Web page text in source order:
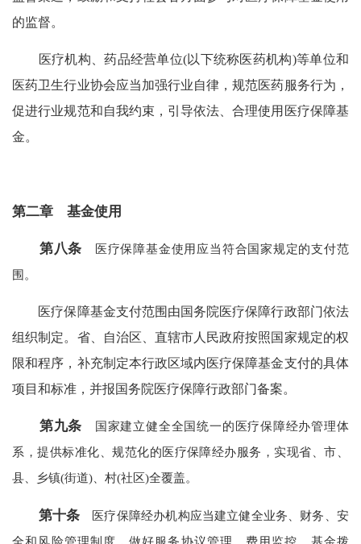
的监督。
医疗机构、药品经营单位(以下统称医药机构)等单位和
医药卫生行业协会应当加强行业自律，规范医药服务行为，
促进行业规范和自我约束，引导依法、合理使用医疗保障基
金。
第二章 基金使用
第八条 医疗保障基金使用应当符合国家规定的支付范
围。
医疗保障基金支付范围由国务院医疗保障行政部门依法
组织制定。省、自治区、直辖市人民政府按照国家规定的权
限和程序，补充制定本行政区域内医疗保障基金支付的具体
项目和标准，并报国务院医疗保障行政部门备案。
第九条 国家建立健全全国统一的医疗保障经办管理体
系，提供标准化、规范化的医疗保障经办服务，实现省、市、
县、乡镇(街道)、村(社区)全覆盖。
第十条 医疗保障经办机构应当建立健全业务、财务、安
全和风险管理制度，做好服务协议管理、费用监控、基金拨